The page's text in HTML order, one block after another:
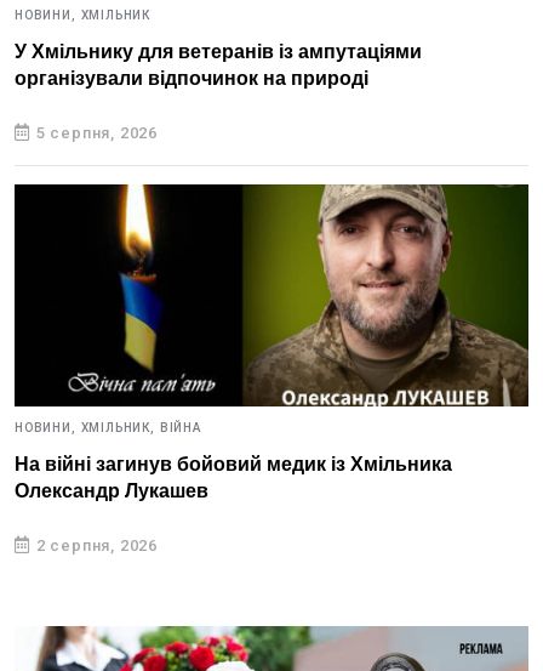
НОВИНИ, ХМІЛЬНИК
У Хмільнику для ветеранів із ампутаціями
організували відпочинок на природі
5 серпня, 2026
НОВИНИ, ХМІЛЬНИК, ВІЙНА
На війні загинув бойовий медик із Хмільника
Олександр Лукашев
2 серпня, 2026